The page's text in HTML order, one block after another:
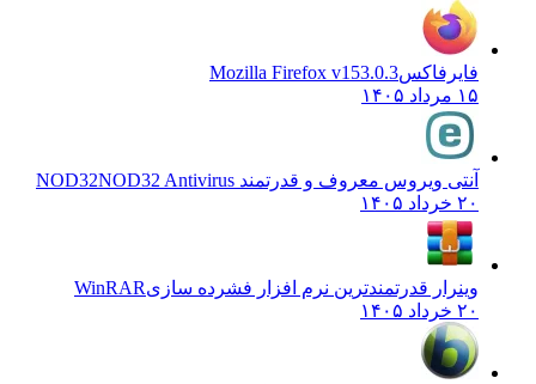
فایرفاکسMozilla Firefox v153.0.3
۱۵ مرداد ۱۴۰۵
آنتی ویروس معروف و قدرتمند NOD32 NOD32 Antivirus
۲۰ خرداد ۱۴۰۵
وینرار قدرتمندترین نرم افزار فشرده سازیWinRAR
۲۰ خرداد ۱۴۰۵